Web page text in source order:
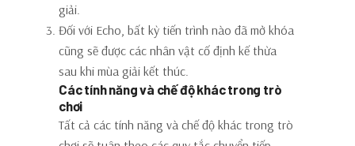
giải.
Đối với Echo, bất kỳ tiến trình nào đã mở khóa
cũng sẽ được các nhân vật cố định kế thừa
sau khi mùa giải kết thúc.
Các tính năng và chế độ khác trong trò
chơi
Tất cả các tính năng và chế độ khác trong trò